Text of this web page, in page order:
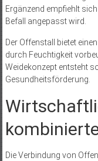
Ergänzend empfiehlt
Befall angepasst wird.
Der Offenstall bietet
durch Feuchtigkeit
Weidekonzept entsteht
Gesundheitsförderung.
Die Verbindung von